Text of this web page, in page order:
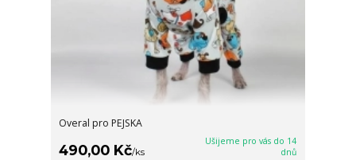
Overal pro PEJSKA
490,00 Kč/ks
Ušijeme pro vás do 14
dnů